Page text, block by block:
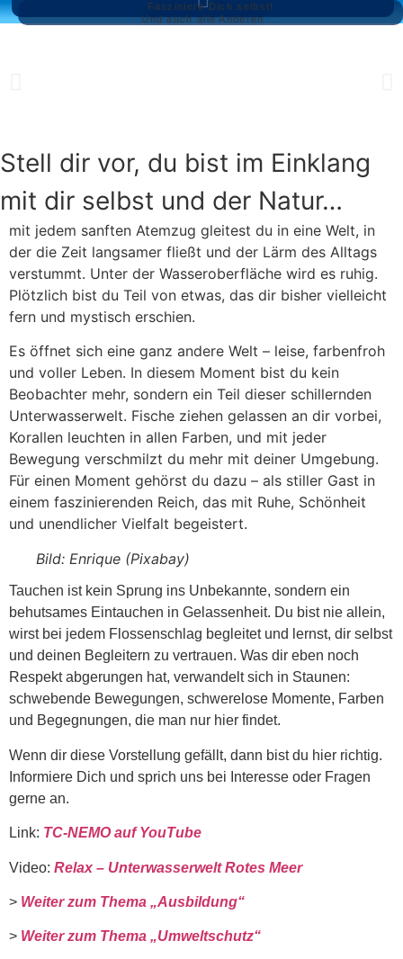
Zum
Fasziniere Dich selbst!
Und auch alle Anderen ...
Stell dir vor, du bist im Einklang
mit dir selbst und der Natur…
mit jedem sanften Atemzug gleitest du in eine Welt, in
der die Zeit langsamer fließt und der Lärm des Alltags
verstummt. Unter der Wasseroberfläche wird es ruhig.
Plötzlich bist du Teil von etwas, das dir bisher vielleicht
fern und mystisch erschien.
Es öffnet sich eine ganz andere Welt – leise, farbenfroh
und voller Leben. In diesem Moment bist du kein
Beobachter mehr, sondern ein Teil dieser schillernden
Unterwasserwelt. Fische ziehen gelassen an dir vorbei,
Korallen leuchten in allen Farben, und mit jeder
Bewegung verschmilzt du mehr mit deiner Umgebung.
Für einen Moment gehörst du dazu – als stiller Gast in
einem faszinierenden Reich, das mit Ruhe, Schönheit
und unendlicher Vielfalt begeistert.
Bild: Enrique (Pixabay)
Tauchen ist kein Sprung ins Unbekannte, sondern ein
behutsames Eintauchen in Gelassenheit. Du bist nie allein,
wirst bei jedem Flossenschlag begleitet und lernst, dir selbst
und deinen Begleitern zu vertrauen. Was dir eben noch
Respekt abgerungen hat, verwandelt sich in Staunen:
schwebende Bewegungen, schwerelose Momente, Farben
und Begegnungen, die man nur hier findet.
Wenn dir diese Vorstellung gefällt, dann bist du hier richtig.
Informiere Dich und sprich uns bei Interesse oder Fragen
gerne an.
Link: TC-NEMO auf YouTube
Video: Relax – Unterwasserwelt Rotes Meer
> Weiter zum Thema „Ausbildung“
> Weiter zum Thema „Umweltschutz“